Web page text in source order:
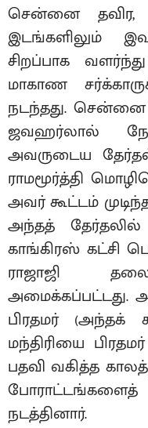
சென்னை
இடங்களிலும்
சிறப்பாக
மாகாண
நடந்தது.
ஜவஹர்லால்
அவருடைய
ராமமூர்த்தி
அவர் கூட்டம்
அந்தத்
காங்கிரஸ் கட்சி
ராஜாஜி
அமைக்கப்பட்டது.
பிரதமர் (அந்தக்
மந்திரியை
பதவி வகித்த
நடத்தினார்.